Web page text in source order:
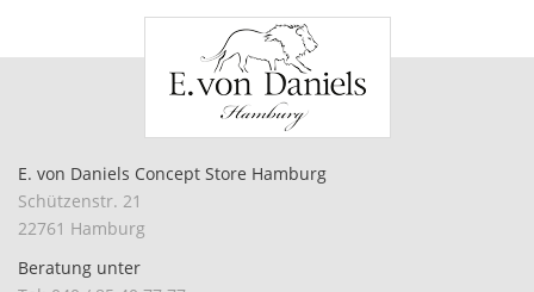
E. von Daniels Concept Store Hamburg
Schützenstr. 21
22761 Hamburg
Beratung unter